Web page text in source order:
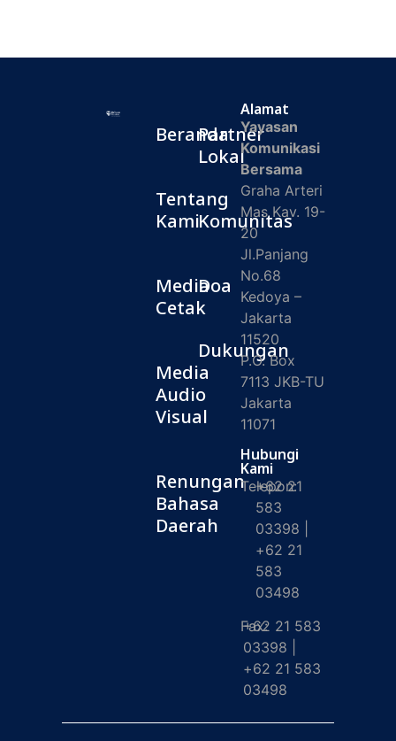
Beranda
Tentang
Kami
Media
Cetak
Media
Audio
Visual
Renungan
Bahasa
Daerah
Partner
Lokal
Komunitas
Doa
Dukungan
Alamat
Yayasan
Komunikasi
Bersama
Graha Arteri
Mas Kav. 19-
20
Jl.Panjang
No.68
Kedoya –
Jakarta
11520
P.O. Box
7113 JKB-TU
Jakarta
11071
Hubungi
Kami
Telepon:
+62 21
583
03398 |
+62 21
583
03498
Fax:
+62 21 583
03398 |
+62 21 583
03498